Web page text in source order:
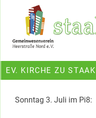
Ein Projekt des
EV. KIRCHE ZU
Sonntag 3. Juli im Pi8: